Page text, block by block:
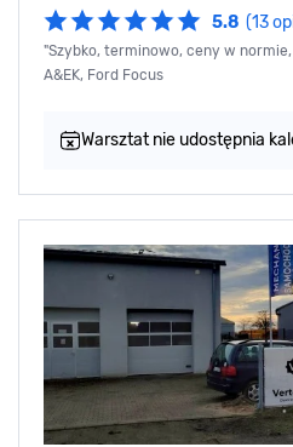
5.8 (13
"Szybko, terminowo, ceny w
A&EK, Ford Focus
Warsztat nie udostępnia